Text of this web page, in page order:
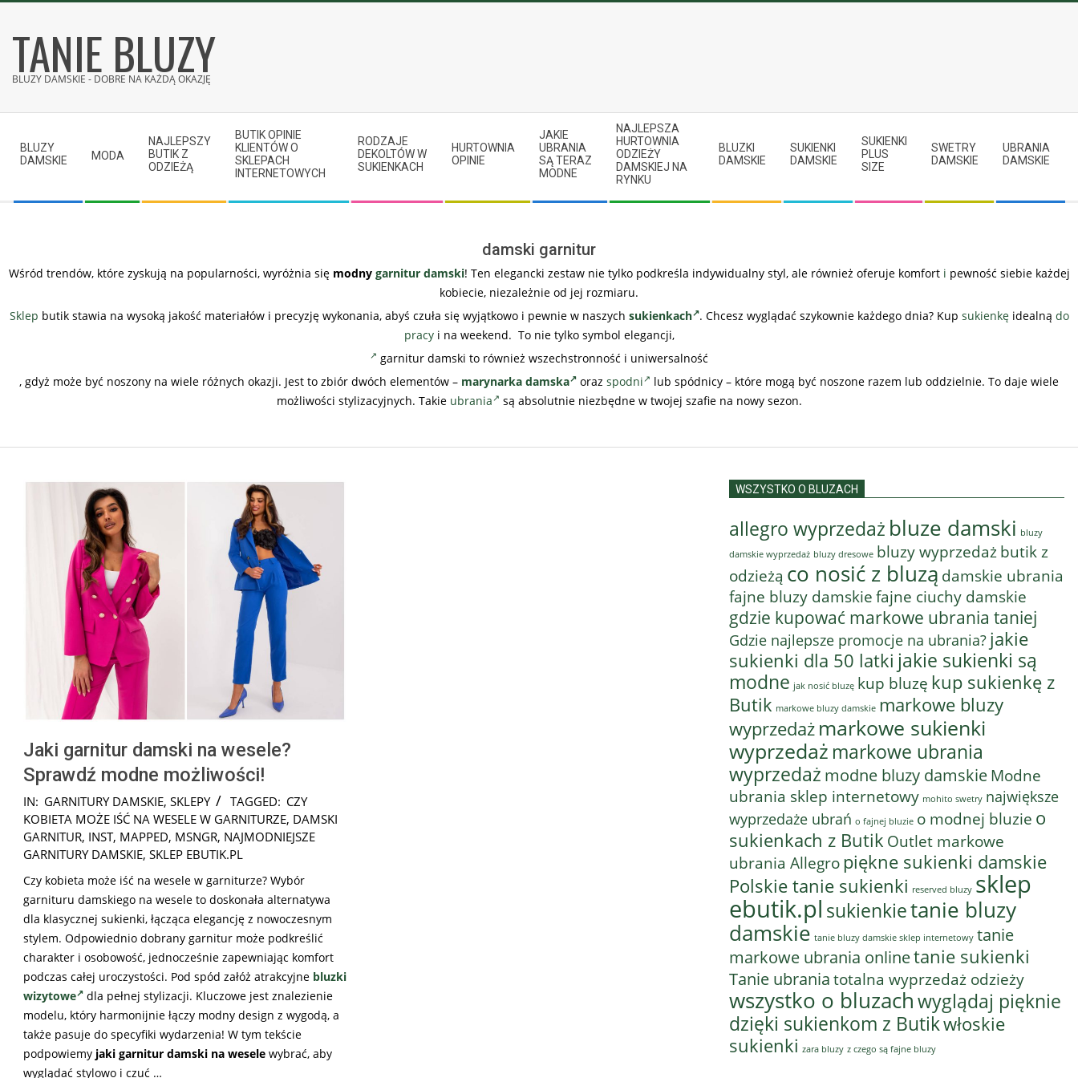
content
TANIE BLUZY
BLUZY DAMSKIE - DOBRE NA KAŻDĄ OKAZJĘ
Navigation
Menu
BLUZY
DAMSKIE
MODA
NAJLEPSZY
BUTIK Z
ODZIEŻĄ
BUTIK OPINIE
KLIENTÓW O
SKLEPACH
INTERNETOWYCH
RODZAJE
DEKOLTÓW W
SUKIENKACH
HURTOWNIA
OPINIE
JAKIE
UBRANIA
SĄ TERAZ
MODNE
NAJLEPSZA
HURTOWNIA
ODZIEŻY
DAMSKIEJ NA
RYNKU
BLUZKI
DAMSKIE
SUKIENKI
DAMSKIE
SUKIENKI
PLUS
SIZE
SWETRY
DAMSKIE
UBRANIA
DAMSKIE
damski garnitur
Wśród trendów, które zyskują na popularności, wyróżnia się modny garnitur damski! Ten elegancki zestaw nie tylko podkreśla indywidualny styl, ale również oferuje komfort i pewność siebie każdej
kobiecie, niezależnie od jej rozmiaru.
Sklep butik stawia na wysoką jakość materiałów i precyzję wykonania, abyś czuła się wyjątkowo i pewnie w naszych sukienkach . Chcesz wyglądać szykownie każdego dnia? Kup sukienkęidealną do
pracyi na weekend. To nie tylko symbol elegancji,
garnitur damski to również wszechstronność i uniwersalność
, gdyż może być noszony na wiele różnych okazji. Jest to zbiór dwóch elementów – marynarka damska oraz spodni
lub spódnicy – które mogą być noszone razem lub oddzielnie. To daje wiele
możliwości stylizacyjnych. Takie ubrania są absolutnie niezbędne w twojej szafie na nowy sezon.
Jaki garnitur damski na wesele?
Sprawdź modne możliwości!
2025-
09-
10
IN: GARNITURY DAMSKIE, SKLEPY TAGGED: CZY
KOBIETA MOŻE IŚĆ NA WESELE W GARNITURZE, DAMSKI
GARNITUR, INST, MAPPED, MSNGR, NAJMODNIEJSZE
GARNITURY DAMSKIE, SKLEP EBUTIK.PL
Czy kobieta może iść na wesele w garniturze? Wybór
garnituru damskiego na wesele to doskonała alternatywa
dla klasycznej sukienki, łącząca elegancję z nowoczesnym
stylem. Odpowiednio dobrany garnitur może podkreślić
charakter i osobowość, jednocześnie zapewniając komfort
podczas całej uroczystości. Pod spód załóż atrakcyjne bluzki
wizytowe
dla pełnej stylizacji. Kluczowe jest znalezienie
modelu, który harmonijnie łączy modny design z wygodą, a
także pasuje do specyfiki wydarzenia! W tym tekście
podpowiemy jaki garnitur damski na wesele wybrać, aby
wyglądać stylowo i czuć …
WSZYSTKO O BLUZACH
allegro wyprzedaż bluze damski bluzy
damskie wyprzedaż bluzy dresowe bluzy wyprzedaż butik z
odzieżą co nosić z bluzą damskie ubrania
fajne bluzy damskiefajne ciuchy damskie
gdzie kupować markowe ubrania taniej
Gdzie najlepsze promocje na ubrania? jakie
sukienki dla 50 latki jakie sukienki są
modne jak nosić bluzę kup bluzę kup sukienkę z
Butik markowe bluzy damskie markowe bluzy
wyprzedaż markowe sukienki
wyprzedaż markowe ubrania
wyprzedaż modne bluzy damskie Modne
ubrania sklep internetowy mohito swetry największe
wyprzedaże ubrań o fajnej bluzie o modnej bluzie o
sukienkach z Butik Outlet markowe
ubrania Allegropiękne sukienki damskie
Polskie tanie sukienki reserved bluzy sklep
ebutik.pl sukienkietanie bluzy
damskie tanie bluzy damskie sklep internetowy tanie
markowe ubrania onlinetanie sukienki
Tanie ubrania totalna wyprzedaż odzieży
wszystko o bluzachwyglądaj pięknie
dzięki sukienkom z Butikwłoskie
sukienki zara bluzy z czego są fajne bluzy